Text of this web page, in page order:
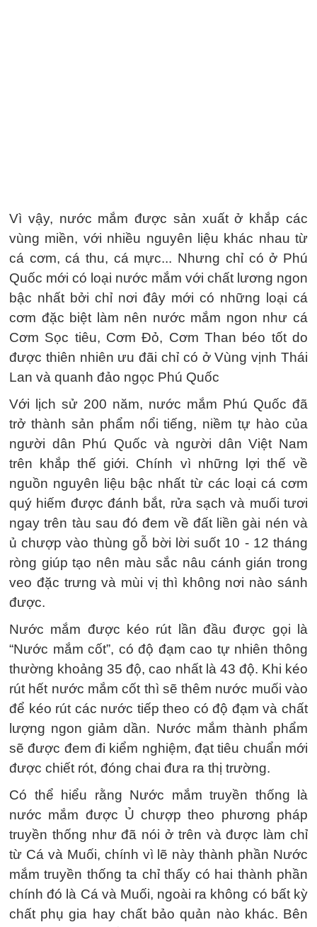
Vì vậy, nước mắm được sản xuất ở khắp các
vùng miền, với nhiều nguyên liệu khác nhau từ
cá cơm, cá thu, cá mực... Nhưng chỉ có ở Phú
Quốc mới có loại nước mắm với chất lương ngon
bậc nhất bởi chỉ nơi đây mới có những loại cá
cơm đặc biệt làm nên nước mắm ngon như cá
Cơm Sọc tiêu, Cơm Đỏ, Cơm Than béo tốt do
được thiên nhiên ưu đãi chỉ có ở Vùng vịnh Thái
Lan và quanh đảo ngọc Phú Quốc
Với lịch sử 200 năm, nước mắm Phú Quốc đã
trở thành sản phẩm nổi tiếng, niềm tự hào của
người dân Phú Quốc và người dân Việt Nam
trên khắp thế giới. Chính vì những lợi thế về
nguồn nguyên liệu bậc nhất từ các loại cá cơm
quý hiếm được đánh bắt, rửa sạch và muối tươi
ngay trên tàu sau đó đem về đất liền gài nén và
ủ chượp vào thùng gỗ bời lời suốt 10 - 12 tháng
ròng giúp tạo nên màu sắc nâu cánh gián trong
veo đặc trưng và mùi vị thì không nơi nào sánh
được.
Nước mắm được kéo rút lần đầu được gọi là
“Nước mắm cốt”, có độ đạm cao tự nhiên thông
thường khoảng 35 độ, cao nhất là 43 độ. Khi kéo
rút hết nước mắm cốt thì sẽ thêm nước muối vào
để kéo rút các nước tiếp theo có độ đạm và chất
lượng ngon giảm dần. Nước mắm thành phẩm
sẽ được đem đi kiểm nghiệm, đạt tiêu chuẩn mới
được chiết rót, đóng chai đưa ra thị trường.
Có thể hiểu rằng Nước mắm truyền thống là
nước mắm được Ủ chượp theo phương pháp
truyền thống như đã nói ở trên và được làm chỉ
từ Cá và Muối, chính vì lẽ này thành phần Nước
mắm truyền thống ta chỉ thấy có hai thành phần
chính đó là Cá và Muối, ngoài ra không có bất kỳ
chất phụ gia hay chất bảo quản nào khác. Bên